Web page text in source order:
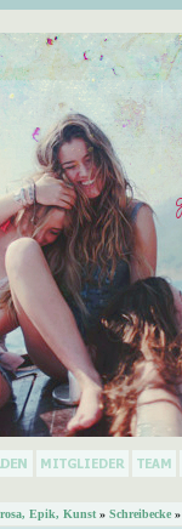
Epik, Kunst » Schreibecke